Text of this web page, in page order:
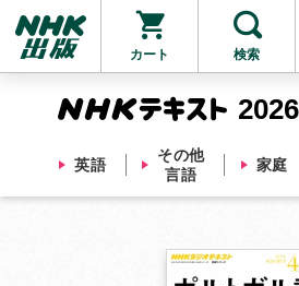
カート 検索
2026
英語
その他
言語
家庭
他にも商品を